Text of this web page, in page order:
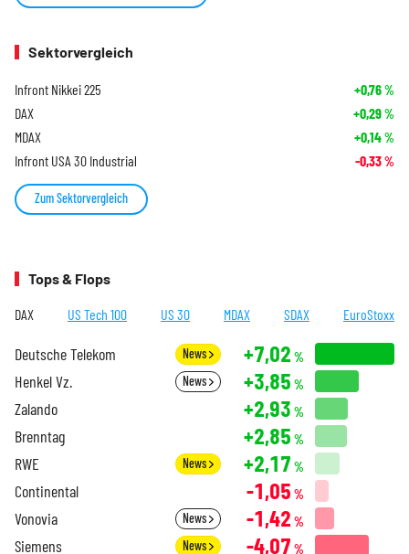
Sektorvergleich
Infront Nikkei 225 +0,76%
DAX +0,29%
MDAX +0,14%
Infront USA 30 Industrial -0,33%
Zum Sektorvergleich
Tops & Flops
DAX US Tech 100 US 30 MDAX SDAX EuroStoxx
Deutsche Telekom News +7,02 %
Henkel Vz. News +3,85 %
Zalando +2,93 %
Brenntag +2,85 %
RWE News +2,17 %
Continental -1,05 %
Vonovia News -1,42 %
Siemens News -4,07 %